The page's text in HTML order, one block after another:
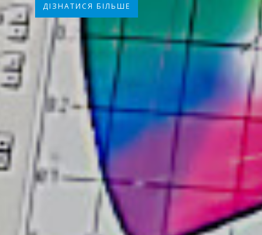
ДІЗНАТИСЯ БІЛЬШЕ
ДІЗНАТИСЯ БІЛЬШЕ